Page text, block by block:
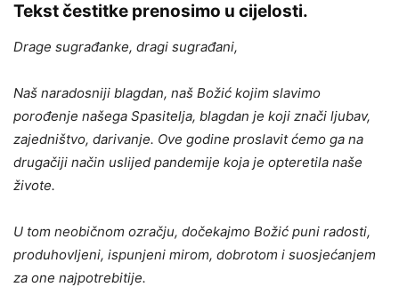
Tekst čestitke prenosimo u cijelosti.
Drage sugrađanke, dragi sugrađani,
Naš naradosniji blagdan, naš Božić kojim slavimo
porođenje našega Spasitelja, blagdan je koji znači ljubav,
zajedništvo, darivanje. Ove godine proslavit ćemo ga na
drugačiji način uslijed pandemije koja je opteretila naše
živote.
U tom neobičnom ozračju, dočekajmo Božić puni radosti,
produhovljeni, ispunjeni mirom, dobrotom i suosjećanjem
za one najpotrebitije.